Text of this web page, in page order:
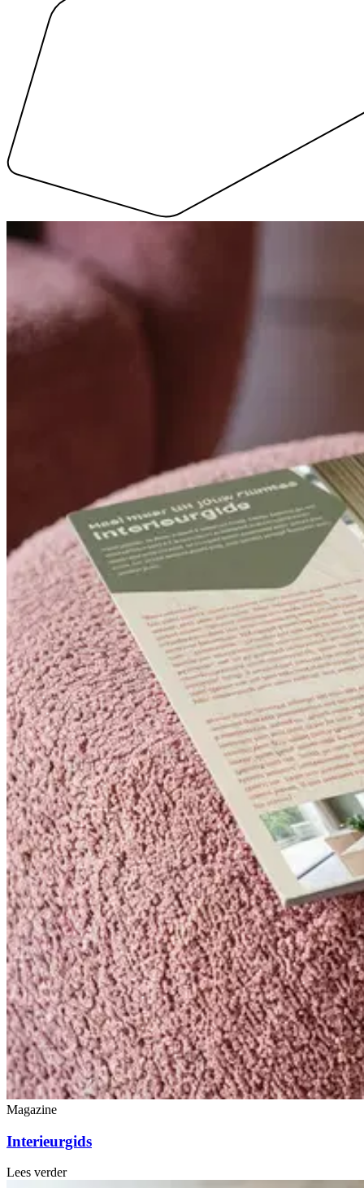
Magazine
Interieurgids
Lees verder